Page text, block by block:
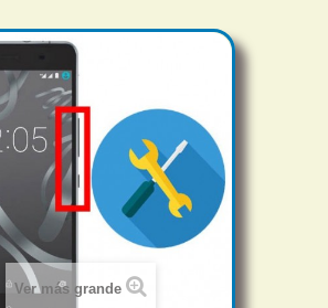
Ver más grande